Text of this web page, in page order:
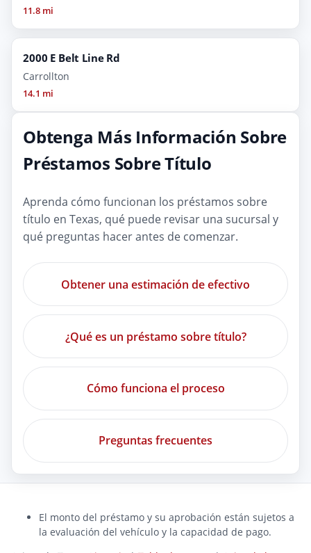
11.8 mi
2000 E Belt Line Rd
Carrollton
14.1 mi
Obtenga Más Información Sobre
Préstamos Sobre Título
Aprenda cómo funcionan los préstamos sobre
título en Texas, qué puede revisar una sucursal y
qué preguntas hacer antes de comenzar.
Obtener una estimación de efectivo
¿Qué es un préstamo sobre título?
Cómo funciona el proceso
Preguntas frecuentes
El monto del préstamo y su aprobación están sujetos a
la evaluación del vehículo y la capacidad de pago.